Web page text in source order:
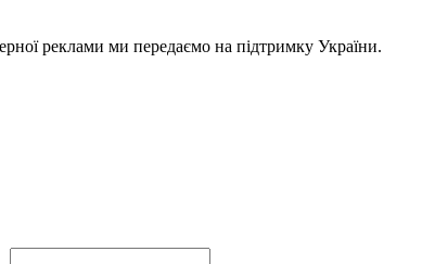
реклами ми передаємо на підтримку України.